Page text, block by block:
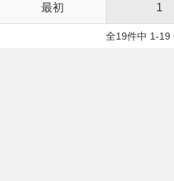
最初 1
全19件中 1-19